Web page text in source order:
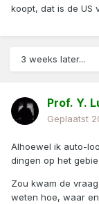
koopt, dat is de US
3 weeks later...
Prof. Y.
Geplaatst
Alhoewel ik auto-
dingen op het
Zou kwam de
weten hoe, waar